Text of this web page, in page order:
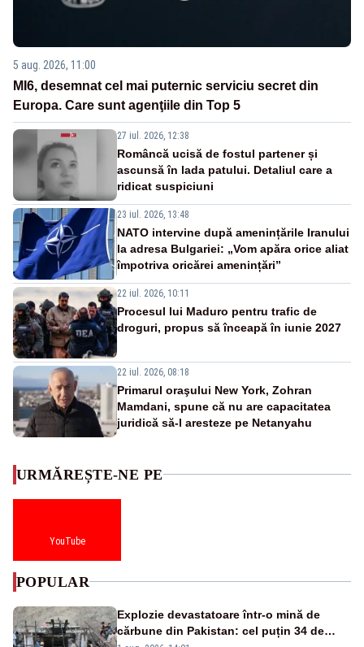
5 aug. 2026, 11:00
MI6, desemnat cel mai puternic serviciu secret din
Europa. Care sunt agenţiile din Top 5
27 iul. 2026, 12:38
Româncă ucisă de fostul partener și
ascunsă în lada patului. Detaliul care a
ridicat suspiciuni
23 iul. 2026, 13:48
NATO intervine după amenințările Iranului
la adresa Bulgariei: „Vom apăra orice aliat
împotriva oricărei amenințări”
22 iul. 2026, 10:11
Procesul lui Maduro pentru trafic de
droguri, propus să înceapă în iunie 2027
22 iul. 2026, 08:18
Primarul oraşului New York, Zohran
Mamdani, spune că nu are capacitatea
juridică să-l aresteze pe Netanyahu
URMĂREȘTE-NE PE
YouTube
POPULAR
Explozie devastatoare într-o mină de
cărbune din Pakistan: cel puțin 34 de